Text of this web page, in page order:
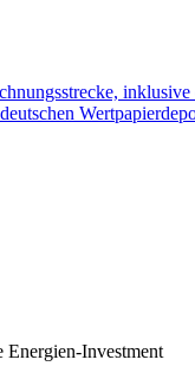
Energien-Investment